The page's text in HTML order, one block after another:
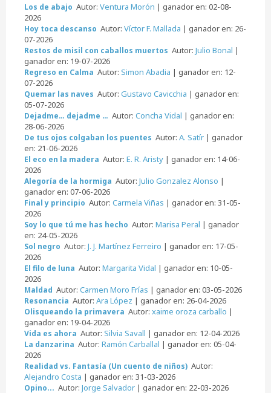
Los de abajo Autor: Ventura Morón | ganador en: 02-08-
2026
Hoy toca descanso Autor: Víctor F. Mallada | ganador en: 26-
07-2026
Restos de misil con caballos muertos Autor: Julio Bonal |
ganador en: 19-07-2026
Regreso en Calma Autor: Simon Abadia | ganador en: 12-
07-2026
Quemar las naves Autor: Gustavo Cavicchia | ganador en:
05-07-2026
Dejadme… dejadme … Autor: Concha Vidal | ganador en:
28-06-2026
De tus ojos colgaban los puentes Autor: A. Satír | ganador
en: 21-06-2026
El eco en la madera Autor: E. R. Aristy | ganador en: 14-06-
2026
Alegoría de la hormiga Autor: Julio Gonzalez Alonso |
ganador en: 07-06-2026
Final y principio Autor: Carmela Viñas | ganador en: 31-05-
2026
Soy lo que tú me has hecho Autor: Marisa Peral | ganador
en: 24-05-2026
Sol negro Autor: J. J. Martínez Ferreiro | ganador en: 17-05-
2026
El filo de luna Autor: Margarita Vidal | ganador en: 10-05-
2026
Maldad Autor: Carmen Moro Frías | ganador en: 03-05-2026
Resonancia Autor: Ara López | ganador en: 26-04-2026
Olisqueando la primavera Autor: xaime oroza carballo |
ganador en: 19-04-2026
Vida es ahora Autor: Silvia Savall | ganador en: 12-04-2026
La danzarina Autor: Ramón Carballal | ganador en: 05-04-
2026
Realidad vs. Fantasía (Un cuento de niños) Autor:
Alejandro Costa | ganador en: 31-03-2026
Opino... Autor: Jorge Salvador | ganador en: 22-03-2026